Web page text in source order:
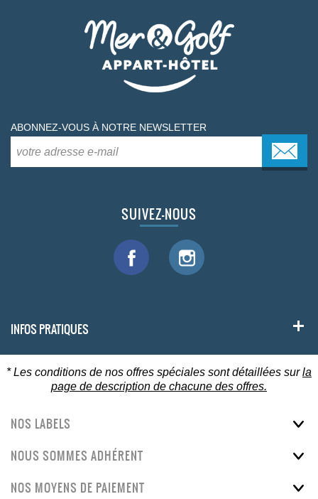
ABONNEZ-VOUS À NOTRE NEWSLETTER
SUIVEZ-NOUS
INFOS PRATIQUES
* Les conditions de nos offres spéciales sont détaillées surla
page de description de chacune des offres.
NOS LABELS
NOUS SOMMES ADHÉRENT
NOS MOYENS DE PAIEMENT